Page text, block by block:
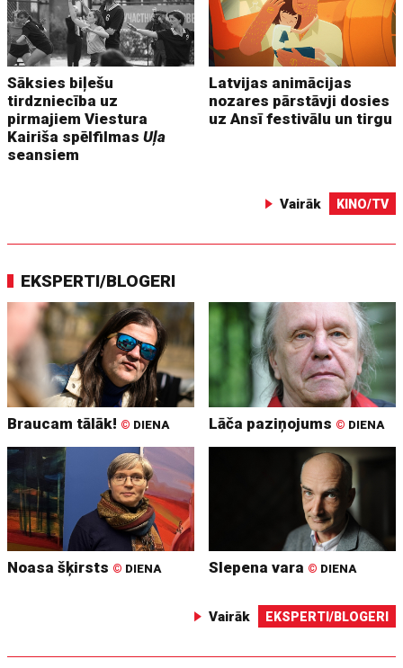
Sāksies biļešu
tirdzniecība uz
pirmajiem Viestura
Kairiša spēlfilmasUļa
seansiem
Latvijas animācijas
nozares pārstāvji dosies
uz Ansī festivālu un tirgu
Vairāk KINO/TV
EKSPERTI/BLOGERI
Braucam tālāk! © DIENA Lāča paziņojums © DIENA
Noasa šķirsts © DIENA Slepena vara © DIENA
Vairāk EKSPERTI/BLOGERI